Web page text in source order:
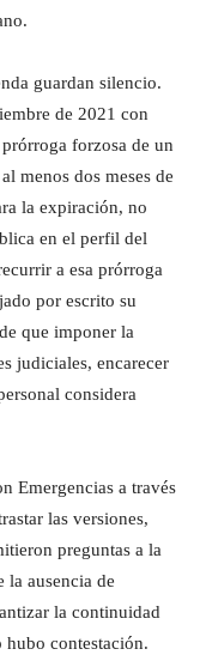
guardan silencio.
de 2021 con
forzosa de un
menos dos meses de
la expiración, no
en el perfil del
a esa prórroga
por escrito su
que imponer la
judiciales, encarecer
considera
Emergencias a través
las versiones,
preguntas a la
la ausencia de
la continuidad
hubo contestación.